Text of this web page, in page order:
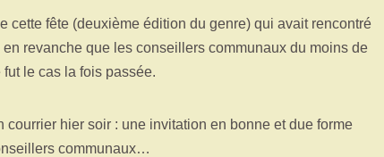
cette fête (deuxième édition du genre) qui avait rencontré
en revanche que les conseillers communaux du moins de
fut le cas la fois passée.
hier soir : une invitation en bonne et due forme
communaux…